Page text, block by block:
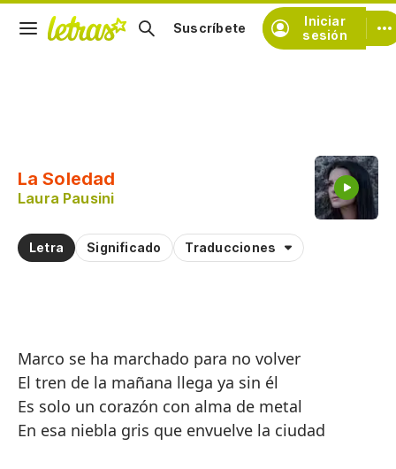
Iniciar
sesión
Suscríbete
La Soledad
Laura Pausini
Letra Significado Traducciones
Marco se ha marchado para no volver
El tren de la mañana llega ya sin él
Es solo un corazón con alma de metal
En esa niebla gris que envuelve la ciudad
Practicar la pronunciación de